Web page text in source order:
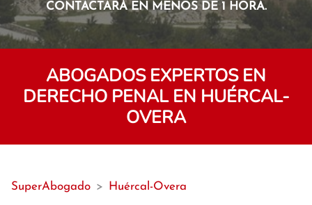
CONTACTARÁ EN MENOS DE 1 HORA.
ABOGADOS EXPERTOS EN
DERECHO PENAL EN HUÉRCAL-
OVERA
SuperAbogado > Huércal-Overa